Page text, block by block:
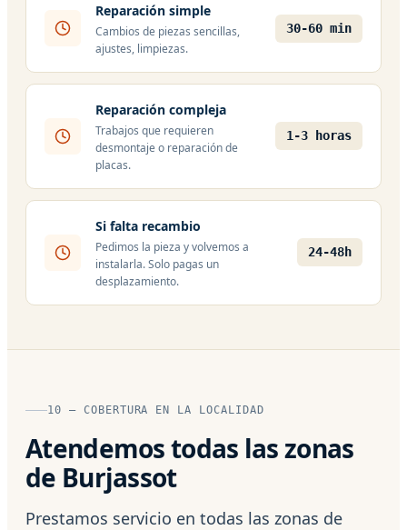
Reparación simple
Cambios de piezas sencillas,
ajustes, limpiezas.
30-60 min
Reparación compleja
Trabajos que requieren
desmontaje o reparación de
placas.
1-3 horas
Si falta recambio
Pedimos la pieza y volvemos a
instalarla. Solo pagas un
desplazamiento.
24-48h
10 — COBERTURA EN LA LOCALIDAD
Atendemos todas las zonas
de Burjassot
Prestamos servicio en todas las zonas de